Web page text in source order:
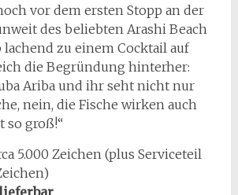
vor dem ersten Stopp an der
des beliebten Arashi Beach
lachend zu einem Cocktail auf
die Begründung hinterher:
Ariba und ihr seht nicht nur
nein, die Fische wirken auch
so groß!“
5.000 Zeichen (plus Serviceteil